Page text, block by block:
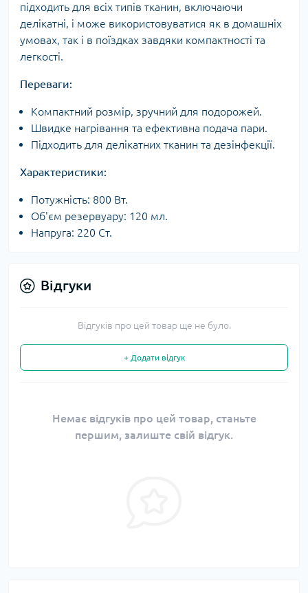
підходить для всіх типів тканин, включаючи
делікатні, і може використовуватися як в домашніх
умовах, так і в поїздках завдяки компактності та
легкості.
Переваги:
Компактний розмір, зручний для подорожей.
Швидке нагрівання та ефективна подача пари.
Підходить для делікатних тканин та дезінфекції.
Характеристики:
Потужність: 800 Вт.
Об'єм резервуару: 120 мл.
Напруга: 220 Ст.
Відгуки
Відгуків про цей товар ще не було.
+ Додати відгук
Немає відгуків про цей товар, станьте
першим, залиште свій відгук.